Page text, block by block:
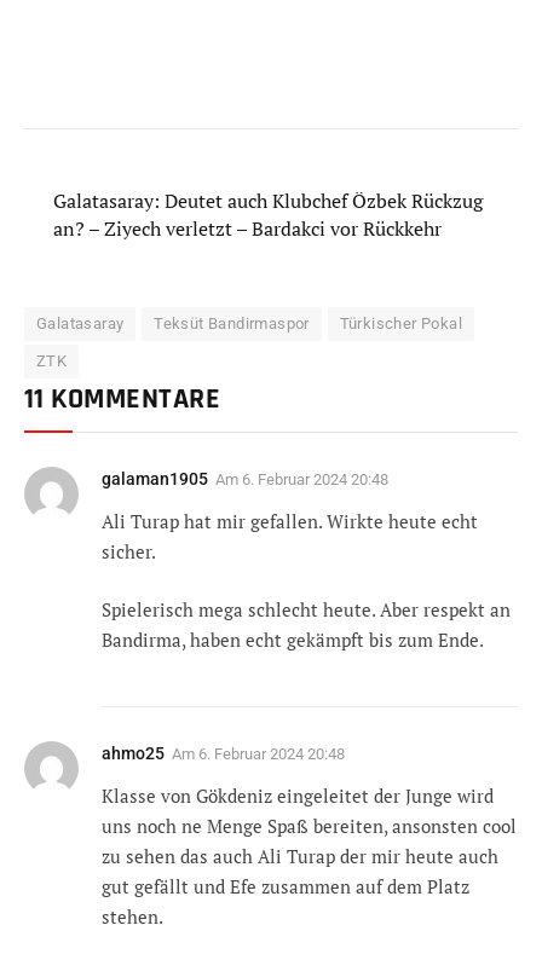
Galatasaray: Deutet auch Klubchef Özbek Rückzug
an? – Ziyech verletzt – Bardakci vor Rückkehr
Galatasaray Teksüt Bandirmaspor Türkischer Pokal
ZTK
11 KOMMENTARE
galaman1905 Am 6. Februar 2024 20:48
Ali Turap hat mir gefallen. Wirkte heute echt
sicher.
Spielerisch mega schlecht heute. Aber respekt an
Bandirma, haben echt gekämpft bis zum Ende.
ahmo25 Am 6. Februar 2024 20:48
Klasse von Gökdeniz eingeleitet der Junge wird
uns noch ne Menge Spaß bereiten, ansonsten cool
zu sehen das auch Ali Turap der mir heute auch
gut gefällt und Efe zusammen auf dem Platz
stehen.